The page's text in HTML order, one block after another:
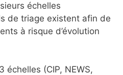
échelles
de triage existent afin de
à risque d’évolution
échelles (CIP, NEWS,